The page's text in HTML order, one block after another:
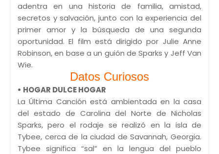
adentra en una historia de familia, amistad,
secretos y salvación, junto con la experiencia del
primer amor y la búsqueda de una segunda
oportunidad. El film está dirigido por Julie Anne
Robinson, en base a un guión de Sparks y Jeff Van
Wie.
Datos Curiosos
• HOGAR DULCE HOGAR
La Última Canción está ambientada en la casa
del estado de Carolina del Norte de Nicholas
Sparks, pero el rodaje se realizó en la isla de
Tybee, cerca de la ciudad de Savannah, Georgia.
Tybee significa “sal” en la lengua del pueblo